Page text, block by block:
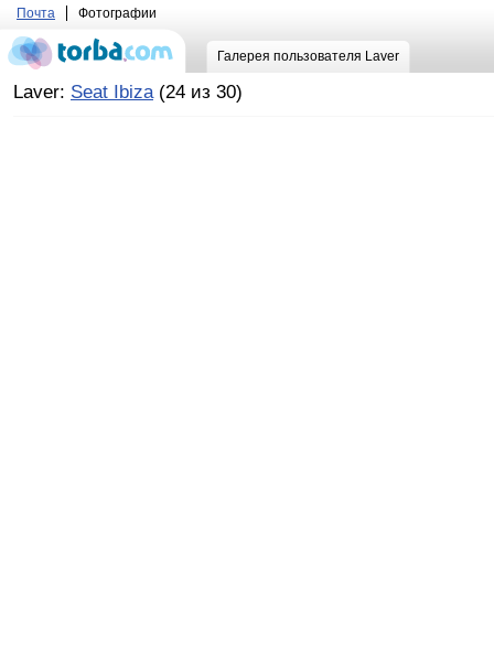
Почта Фотографии
Галерея пользователя Laver
Laver: Seat Ibiza(24 из 30)